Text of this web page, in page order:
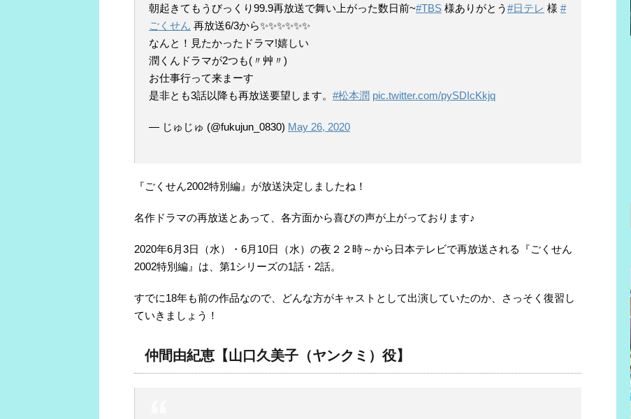
朝起きてもうびっくり99.9再放送で舞い上がった数日前~#TBS 様ありがとう #日テレ 様 #
ごくせん 再放送6/3から✨✨✨✨✨✨
なんと！見たかったドラマ!嬉しい
潤くんドラマが2つも(〃艸〃)
お仕事行って来まーす
是非とも3話以降も再放送要望します。 #松本潤 pic.twitter.com/pySDIcKkjq
— じゅじゅ (@fukujun_0830) May 26, 2020
『ごくせん2002特別編』が放送決定しましたね！
名作ドラマの再放送とあって、各方面から喜びの声が上がっております♪
2020年6月3日（水）・6月10日（水）の夜２２時～から日本テレビで再放送される『ごくせん
2002特別編』は、第1シリーズの1話・2話。
すでに18年も前の作品なので、どんな方がキャストとして出演していたのか、さっそく復習し
ていきましょう！
仲間由紀恵【山口久美子（ヤンクミ）役】